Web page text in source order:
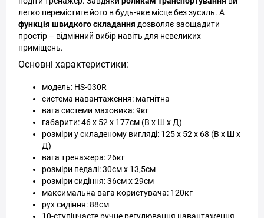
легко перемістите його в будь-яке місце без зусиль. А
функція швидкого складання дозволяє заощадити
простір – відмінний вибір навіть для невеликих
приміщень.
Основні характеристики:
модель: HS-030R
система навантаження: магнітна
вага системи маховика: 9кг
габарити: 46 х 52 х 177см (В х Ш х Д)
розміри у складеному вигляді: 125 х 52 х 68 (В х Ш х
Д)
вага тренажера: 26кг
розміри педалі: 30см x 13,5см
розміри сидіння: 36см x 29см
максимальна вага користувача: 120кг
рух сидіння: 88см